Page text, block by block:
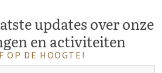
updates over onze
en activiteiten
OP DE HOOGTE!